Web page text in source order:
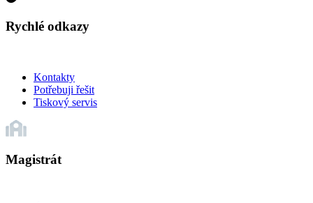
Rychlé odkazy
Kontakty
Potřebuji řešit
Tiskový servis
Magistrát